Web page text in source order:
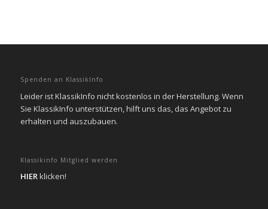
Spenden an KlassikInfo
Leider ist KlassikInfo nicht kostenlos in der Herstellung. Wenn
Sie KlassikInfo unterstützen, hilft uns das, das Angebot zu
erhalten und auszubauen.
Klassikinfo Mitglied werden
HIERklicken!